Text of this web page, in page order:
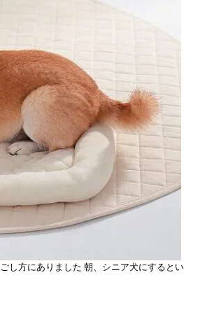
し方にありました 朝、シニア犬にするとい